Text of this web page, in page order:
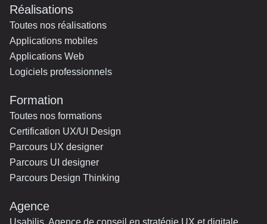
Réalisations
Toutes nos réalisations
Applications mobiles
Applications Web
Logiciels professionnels
Formation
Toutes nos formations
Certification UX/UI Design
Parcours UX designer
Parcours UI designer
Parcours Design Thinking
Agence